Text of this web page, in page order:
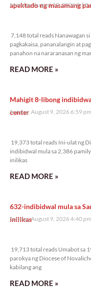
apektado ng masamang
Monday, August 10, 2026 8:58
7,148 total reads Nanawagan
pagkakaisa, pananalangin at
panahon na nararanasan ng
READ MORE »
Mahigit 8-libong
center
Sunday, August 9, 2026 6:59 pm
19,373 total reads Ini-ulat ng
indibidwal mula sa 2,386
inilikas
READ MORE »
632-indibidwal mula sa
inilikas
Sunday, August 9, 2026 4:40 pm
19,713 total reads Umabot sa
parokya ng Diocese of
kabilang ang
READ MORE »